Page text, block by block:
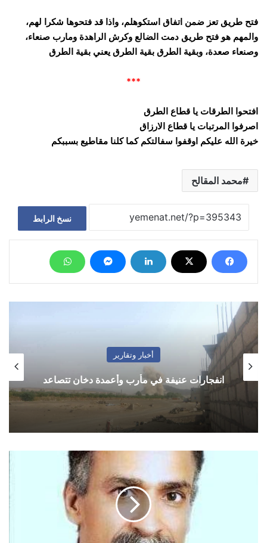
فتح طريق تعز ضمن اتفاق استكوهلم، واذا قد فتحوها شكرا لهم،
والمهم هو فتح طريق دمت الضالع وكرش الراهدة ومارب صنعاء،
وصنعاء صعدة، وبقية الطرق بقية الطرق يعني بقية الطرق
***
افتحوا الطرقات يا قطاع الطرق
اصرفوا المرتبات يا قطاع الارزاق
خيرة الله عليكم اوقفوا سفالتكم كما كلنا مقاطيع بسببكم
محمد المقالح
نسخ الرابط
أخبار وتقارير
انفجارات عنيفة في مأرب وأعمدة دخان تتصاعد